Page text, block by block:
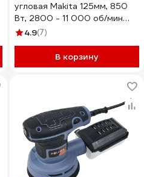
угловая Makita 125мм, 850
Вт, 2800 - 11 000 об/мин
GA5100
4.9(7)
В корзину